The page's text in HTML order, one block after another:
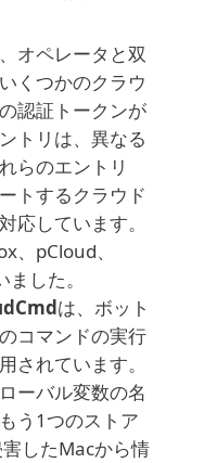
オペレータと双
くつかのクラウ
認証トークンが
トリは、異なる
らのエントリ
トするクラウド
応しています。
、pCloud、
した。
は、ボット
コマンドの実行
されています。
ーバル変数の名
う1つのストア
したMacから情